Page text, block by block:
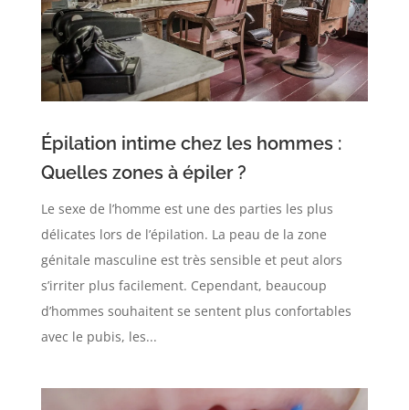
Épilation intime chez les hommes :
Quelles zones à épiler ?
Le sexe de l’homme est une des parties les plus
délicates lors de l’épilation. La peau de la zone
génitale masculine est très sensible et peut alors
s’irriter plus facilement. Cependant, beaucoup
d’hommes souhaitent se sentent plus confortables
avec le pubis, les...